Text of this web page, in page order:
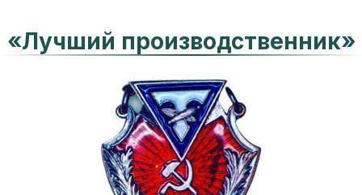
«Лучший производственник»